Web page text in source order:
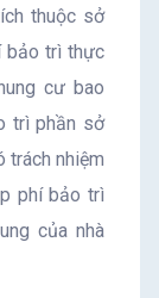
thuộc sở
bảo trì thực
cư bao
trì phần sở
trách nhiệm
phí bảo trì
của nhà